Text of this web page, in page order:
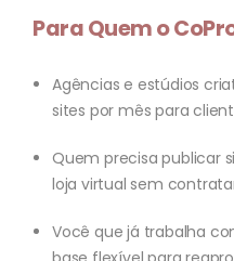
Para Quem o
Agências e estúdios
sites por mês para
Quem precisa publicar
loja virtual sem
Você que já trabalha